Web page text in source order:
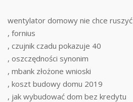
wentylator domowy nie chce ruszyć
, fornius
, czujnik czadu pokazuje 40
, oszczędności synonim
, mbank złożone wnioski
, koszt budowy domu 2019
, jak wybudować dom bez kredytu